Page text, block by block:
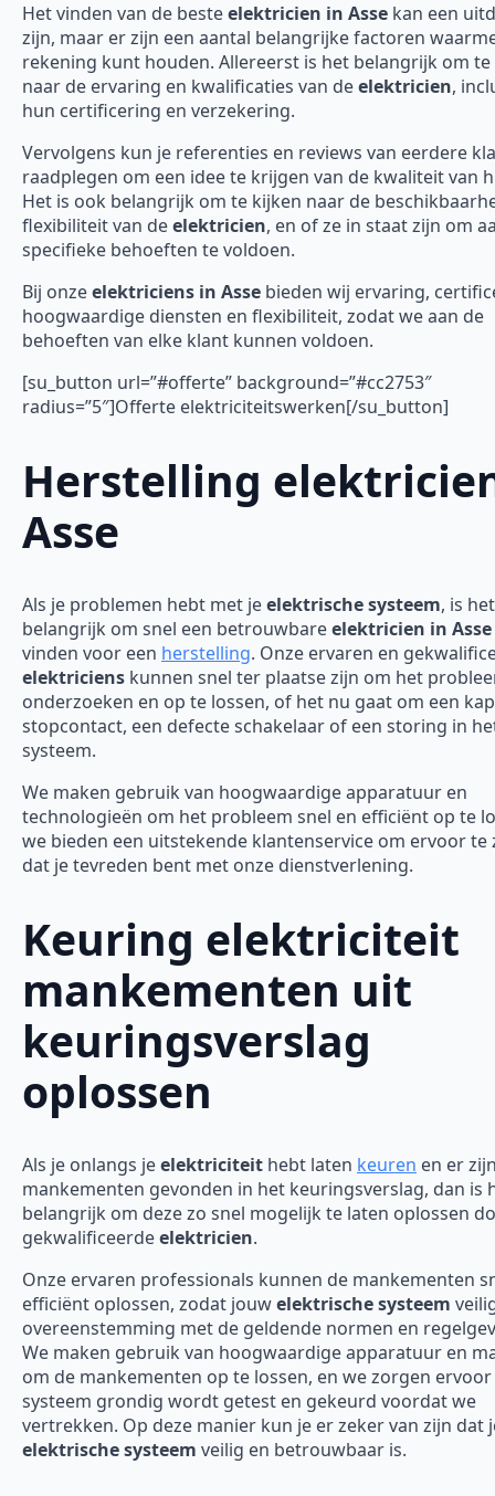
Het vinden van de besteelektricien in Asse kan een
zijn, maar er zijn een aantal belangrijke factoren
rekening kunt houden. Allereerst is het belangrijk om
naar de ervaring en kwalificaties van deelektricien,
hun certificering en verzekering.
Vervolgens kun je referenties en reviews van eerdere
raadplegen om een idee te krijgen van de kwaliteit van
Het is ook belangrijk om te kijken naar de
flexibiliteit van deelektricien, en of ze in staat zijn om
specifieke behoeften te voldoen.
Bij onzeelektriciens in Asse bieden wij ervaring,
hoogwaardige diensten en flexibiliteit, zodat we aan de
behoeften van elke klant kunnen voldoen.
[su_button url=”#offerte” background=”#cc2753″
radius=”5″]Offerte elektriciteitswerken[/su_button]
Herstelling
Asse
Als je problemen hebt met jeelektrische systeem, is het
belangrijk om snel een betrouwbareelektricien in Asse
vinden voor een herstelling. Onze ervaren en
elektriciens kunnen snel ter plaatse zijn om het
onderzoeken en op te lossen, of het nu gaat om een
stopcontact, een defecte schakelaar of een storing in
systeem.
We maken gebruik van hoogwaardige apparatuur en
technologieën om het probleem snel en efficiënt op te
we bieden een uitstekende klantenservice om ervoor te
dat je tevreden bent met onze dienstverlening.
Keuring elektriciteit
mankementen uit
keuringsverslag
oplossen
Als je onlangs jeelektriciteit hebt laten keuren en er
mankementen gevonden in het keuringsverslag, dan is
belangrijk om deze zo snel mogelijk te laten oplossen
gekwalificeerdeelektricien.
Onze ervaren professionals kunnen de mankementen
efficiënt oplossen, zodat jouwelektrische systeem
overeenstemming met de geldende normen en
We maken gebruik van hoogwaardige apparatuur en
om de mankementen op te lossen, en we zorgen
systeem grondig wordt getest en gekeurd voordat we
vertrekken. Op deze manier kun je er zeker van zijn dat
elektrische systeem veilig en betrouwbaar is.